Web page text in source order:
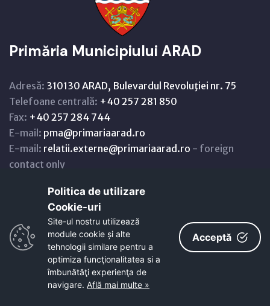
Primăria Municipiului ARAD
Adresă: 310130 ARAD, Bulevardul Revoluţiei nr. 75
Telefoane centrală: +40 257 281 850
Fax: +40 257 284 744
E-mail: pma@primariaarad.ro
E-mail: relatii.externe@primariaarad.ro - foreign
contact only
Politica de utilizare
Cookie-uri‎
Site-ul nostru utilizează
module cookie și alte
tehnologii similare pentru a
optimiza funcţionalitatea si a
îmbunătăţi experienţa de
navigare. Află mai multe »
Acceptă